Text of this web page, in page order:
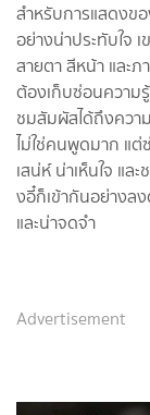
สำหรับการแสดงข
อย่างน่าประทับใจ
สายตา สีหน้า และภ
ต้องเก็บซ่อนความ
ชมสัมผัสได้ถึงควา
ไม่ใช่คนพูดมาก แต่
เสน่ห์ น่าเห็นใจ แล
งอี๋ก็เข้ากันอย่างล
และน่าจดจำ
Advertisement